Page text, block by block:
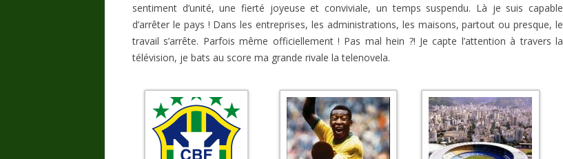
sentiment d’unité, une fierté joyeuse et conviviale, un temps suspendu. Là je suis capable
d’arrêter le pays ! Dans les entreprises, les administrations, les maisons, partout ou presque, le
travail s’arrête. Parfois même officiellement ! Pas mal hein ?! Je capte l’attention à travers la
télévision, je bats au score ma grande rivale la telenovela.